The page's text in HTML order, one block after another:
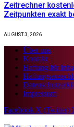
Zeitrechner
Zeitpunkten exakt
AUGUST 3, 2026
Über uns
Kontakt
Haftung für
Impressum
Facebook X (Twitter)